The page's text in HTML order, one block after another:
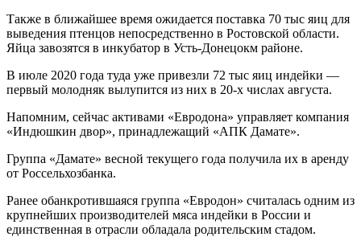
Также в ближайшее время ожидается поставка 70 тыс яиц для
выведения птенцов непосредственно в Ростовской области.
Яйца завозятся в инкубатор в Усть-Донецокм районе.
В июле 2020 года туда уже привезли 72 тыс яиц индейки —
первый молодняк вылупится из них в 20-х числах августа.
Напомним, сейчас активами «Евродона» управляет компания
«Индюшкин двор», принадлежащий «АПК Дамате».
Группа «Дамате» весной текущего года получила их в аренду
от Россельхозбанка.
Ранее обанкротившаяся группа «Евродон» считалась одним из
крупнейших производителей мяса индейки в России и
единственная в отрасли обладала родительским стадом.